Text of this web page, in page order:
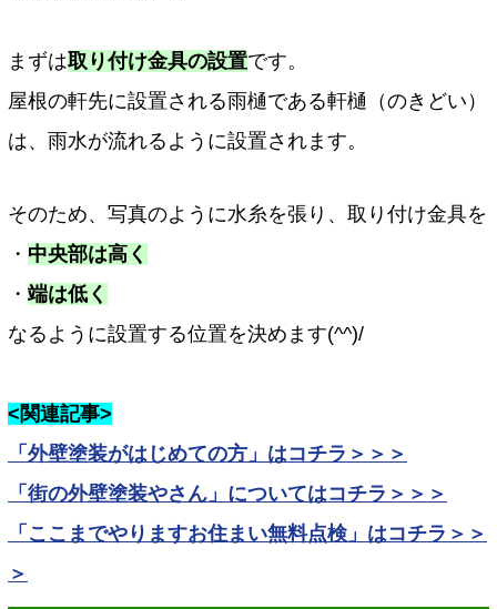
まずは取り付け金具の設置です。
屋根の軒先に設置される雨樋である軒樋（のきどい）
は、雨水が流れるように設置されます。
そのため、写真のように水糸を張り、取り付け金具を
・ 中央部は高く
・ 端は低く
なるように設置する位置を決めます(^^)/
<関連記事>
「外壁塗装がはじめての方」はコチラ＞＞＞
「街の外壁塗装やさん」についてはコチラ＞＞＞
「ここまでやりますお住まい無料点検」はコチラ＞＞
＞